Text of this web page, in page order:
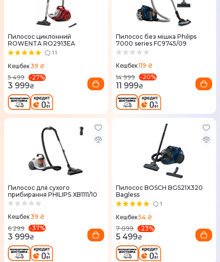
Пилосос циклонний
ROWENTA RO2913EA
11
Кешбек39 ₴
5 499
-27%
3 999₴
Пилосос без мішка Philips
7000 series FC9745/09
Кешбек119 ₴
14 999
-20%
11 999₴
Пилосос для сухого
прибирання PHILIPS XB1111/10
Кешбек39 ₴
6 299
-37%
3 999₴
Пилосос BOSCH BGS21X320
Bagless
1
Кешбек54 ₴
7 099
-23%
5 499₴